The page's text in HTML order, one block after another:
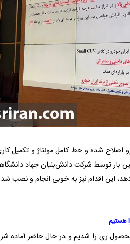
اصلاح شده و خط کامل مونتاژ و تکمیل
بار توسط شرکت دانش‌بنیان جهاد
این اقدام نیز به خوبی انجام و نصب
هستیم
ری را شدیم و در حال حاضر آماده